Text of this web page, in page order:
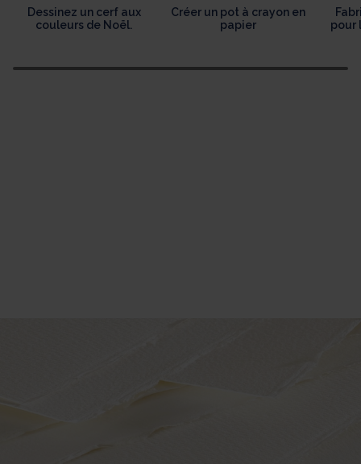
Dessinez un cerf aux
couleurs de Noël.
Créer un pot à crayon en
papier
pour